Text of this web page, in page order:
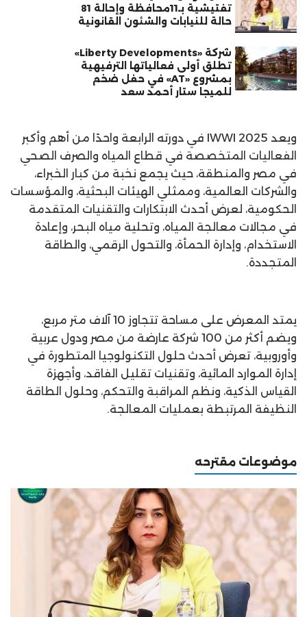
تفتيشية بـ11محافظة وإحالة 81
حالة للنيابات والشئون القانونية
شركة «Liberty Developments»
تطلق أولى فعالياتها الترفيهية
بمشروع «AT» في حفل ضخم
للميجا ستار أحمد سعد
ويعد IWWI 2025 في دورته الرابعة واحدًا من أهم وأكبر
الفعاليات المتخصصة في قطاع المياه والصرف الصحي
في مصر والمنطقة، حيث يجمع نخبة من كبار الخبراء،
والشركات العالمية، وممثلي الهيئات البحثية، والمؤسسات
الحكومية، لعرض أحدث الابتكارات والتقنيات المتقدمة
في مجالات معالجة المياه، وتحلية مياه البحر، وإعادة
الاستخدام، وإدارة الحمأة، والتحول الرقمي، والطاقة
المتجددة.
يمتد المعرض على مساحة تتجاوز 10 آلاف متر مربع،
ويضم أكثر من 100 شركة عارضة من مصر ودول عربية
وأوروبية، تعرض أحدث حلول التكنولوجيا المتطورة في
إدارة الموارد المائية، وتقنيات تقليل الفاقد، وأجهزة
القياس الذكية، ونظم المراقبة والتحكم، وحلول الطاقة
النظيفة المرتبطة بعمليات المعالجة.
موضوعات مقترحه